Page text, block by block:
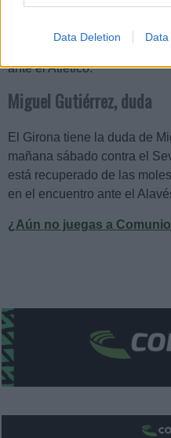
Data Deletion Data
perderse el partido de
para Borja Jiménez es que
ante el Atlético.
Miguel Gutiérrez, duda
El Girona tiene la duda de
mañana sábado contra el
está recuperado de las
en el encuentro ante el
¿Aún no juegas a